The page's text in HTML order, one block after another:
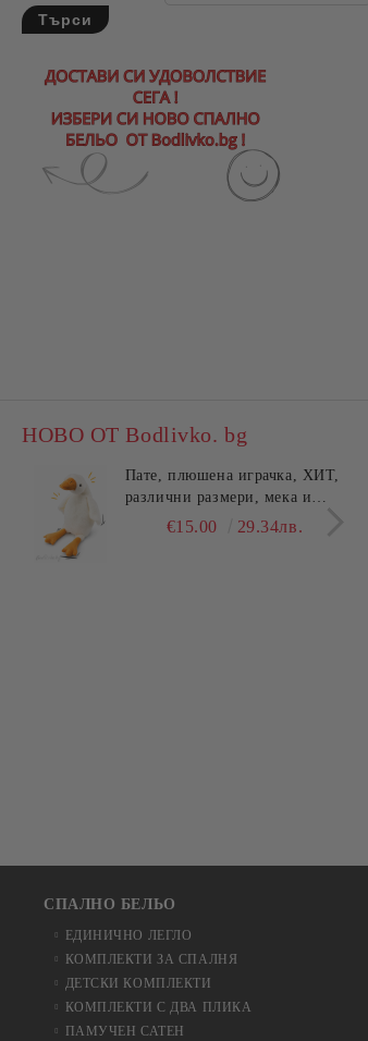
НОВО ОТ Bodlivko. bg
Пате, плюшена играчка, ХИТ,
различни размери, мека и
гушлива€15.00 29.34лв.
СПАЛНО БЕЛЬО
ЕДИНИЧНО ЛЕГЛО
КОМПЛЕКТИ ЗА СПАЛНЯ
ДЕТСКИ КОМПЛЕКТИ
КОМПЛЕКТИ С ДВА ПЛИКА
ПАМУЧЕН САТЕН